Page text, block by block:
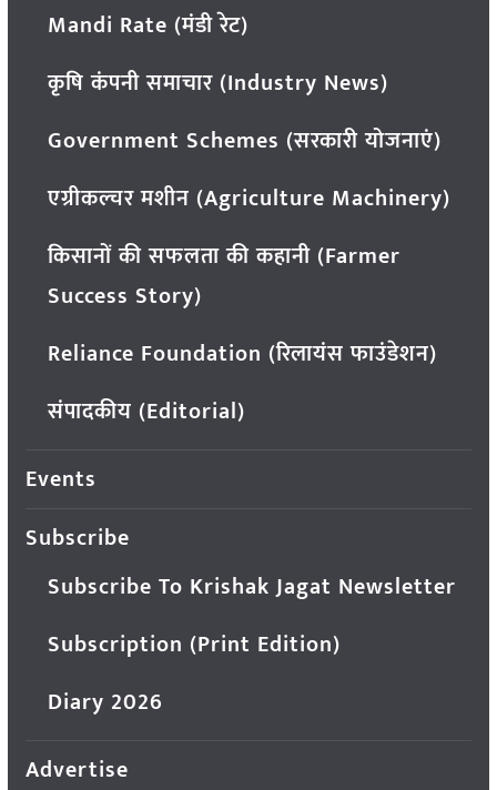
Mandi Rate (मंडी रेट)
कृषि कंपनी समाचार (Industry News)
Government Schemes (सरकारी योजनाएं)
एग्रीकल्चर मशीन (Agriculture Machinery)
किसानों की सफलता की कहानी (Farmer
Success Story)
Reliance Foundation (रिलायंस फाउंडेशन)
संपादकीय (Editorial)
Events
Subscribe
Subscribe To Krishak Jagat Newsletter
Subscription (Print Edition)
Diary 2026
Advertise